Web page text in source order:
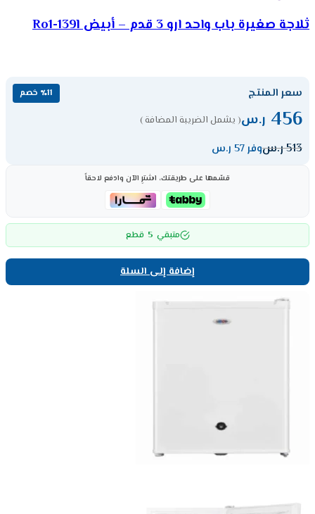
ثلاجة صغيرة باب واحد ارو 3 قدم – أبيض Ro1-139l
سعر المنتج ٪11 خصم
456 ر.س( يشمل الضريبة المضافة )
513ر.سوفر 57 ر.س
قسّمها على طريقتك، اشترِ الآن وادفع لاحقاً
متبقي 5 قطع
إضافة إلى السلة